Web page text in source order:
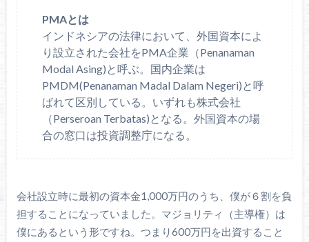
PMAとは
インドネシアの法律において、外国資本によ
り設立された会社をPMA企業（Penanaman
Modal Asing)と呼ぶ。国内企業は
PMDM(Penanaman Madal Dalam Negeri)と呼
ばれて区別している。いずれも株式会社
（Perseroan Terbatas)となる。外国資本の場
合の窓口は投資調整庁になる。
会社設立時に最初の資本金1,000万円のうち、僕が６割を負
担することになっていました。マジョリティ（主導権）は
僕にあるという形ですね。つまり600万円を出資すること